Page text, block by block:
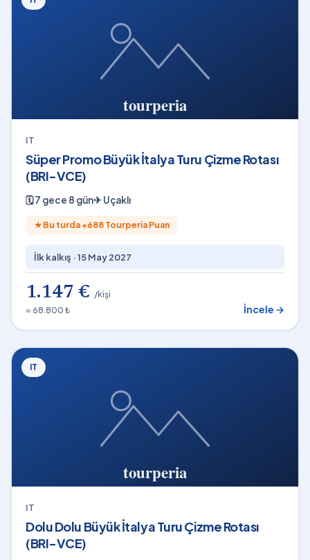
IT
Süper Promo Büyük İtalya Turu Çizme Rotası
(BRI-VCE)
🗓7 gece 8 gün✈Uçaklı
★ Bu turda +688 Tourperia Puan
İlk kalkış ·15 May 2027
1.147 € /kişi
≈ 68.800 ₺
İncele →
IT
IT
Dolu Dolu Büyük İtalya Turu Çizme Rotası
(BRI-VCE)